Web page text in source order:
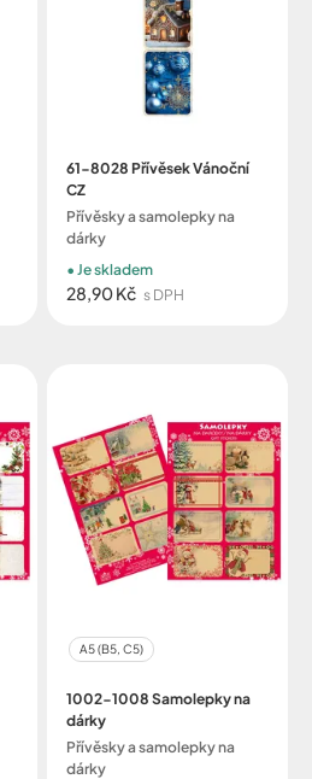
61-8028 Přívěsek Vánoční
CZ
Přívěsky a samolepky na
dárky
28,90 Kč s DPH
Je skladem
A5 (B5, C5)
1002-1008 Samolepky na
dárky
Přívěsky a samolepky na
dárky